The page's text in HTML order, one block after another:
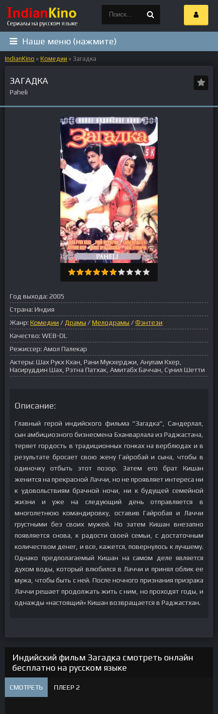
Наше меню (нажмите)
IndianKino » Комедии » Загадка
ЗАГАДКА
Paheli
Год выхода: 2005
Страна: Индия
Жанр: Комедии / Драмы /Мелодрамы /Фэнтези
Качество: WEB-DL
Режиссер: Амол Палекар
Актеры: Шах Рукх Кхан, Рани Мукхерджи, Анупам Кхер,
Насируддин Шах, Рэтна Патхак, Амитабх Баччан, Сунил Шетти
Описание:
Главный герой индийского фильма "Загадка", Сандерлал,
сын амбициозного бизнесмена Бханварлала из Раджастана,
теряет гордость в традиционных гонках на верблюдах и в
результате бросает свою жену Гайробай и сына, чтобы в
одиночку отбыть этот позор. Затем его брат Кишан
женится на прекрасной Лаччи, но не проявляет интереса ни
к удовольствиям брачной ночи, ни к будущей семейной
жизни и уже на следующий день отправляется в
многолетнюю командировку, оставив Гайробая и Лаччи
грустными без своих мужей. Но затем Кишан внезапно
появляется снова, к радости своей семьи, с достаточным
количеством денег, и все, кажется, повернулось к лучшему.
Однако предполагаемый Кишан на самом деле является
духом воды, который влюбился в Лаччи и принял облик ее
мужа, чтобы быть с ней. После ночного признания призрака
Лаччи решает продолжать жить с ним, но проходят годы, и
однажды «настоящий» Кишан возвращается в Раджастхан.
Индийский фильм Загадка смотреть онлайн
бесплатно на русском языке
СМОТРЕТЬ ПЛЕЕР 2